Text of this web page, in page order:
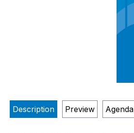
Description Preview Agenda